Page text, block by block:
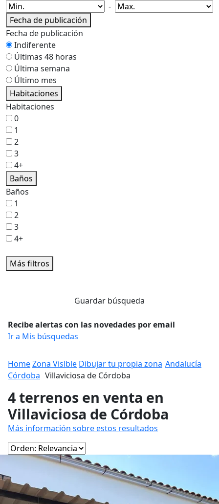
-
Fecha de publicación
Fecha de publicación
Indiferente
Últimas 48 horas
Última semana
Último mes
Habitaciones
Habitaciones
0
1
2
3
4+
Baños
Baños
1
2
3
4+
Más filtros
Guardar búsqueda
Recibe alertas con las novedades por email
Ir a Mis búsquedas
HomeZona Vislble Dibujar tu propia zona Andalucía
Córdoba Villaviciosa de Córdoba
4 terrenos en venta en
Villaviciosa de Córdoba
Más información sobre estos resultados